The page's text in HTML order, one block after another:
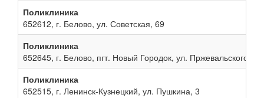
Поликлиника
652612, г. Белово, ул. Советская, 69
Поликлиника
652645, г. Белово, пгт. Новый Городок, ул. Пржевальского, 13
Поликлиника
652515, г. Ленинск-Кузнецкий, ул. Пушкина, 3